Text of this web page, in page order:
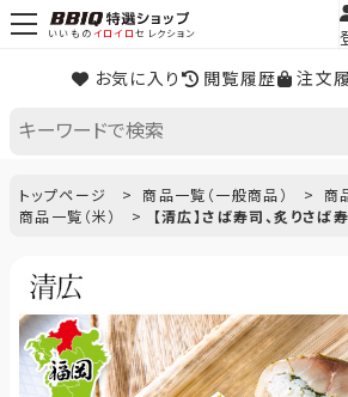
いいものイロイロセレクション
お気に入り 閲覧履歴 注文
トップページ 商品一覧（一般商品）
商
商品一覧（米）
【清広】さば寿司、炙りさ